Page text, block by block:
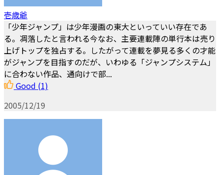
壱歳爺
「少年ジャンプ」は少年漫画の東大といっていい存在であ
る。凋落したと言われる今なお、主要連載陣の単行本は売り
上げトップを独占する。したがって連載を夢見る多くの才能
がジャンプを目指すのだが、いわゆる「ジャンプシステム」
に合わない作品、通向けで部...
Good (1)
2005/12/19